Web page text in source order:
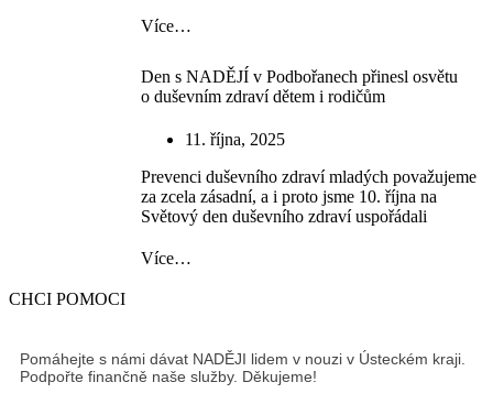
Více…
Den s NADĚJÍ v Podbořanech přinesl osvětu
o duševním zdraví dětem i rodičům
11. října, 2025
Prevenci duševního zdraví mladých považujeme
za zcela zásadní, a i proto jsme 10. října na
Světový den duševního zdraví uspořádali
Více…
CHCI POMOCI